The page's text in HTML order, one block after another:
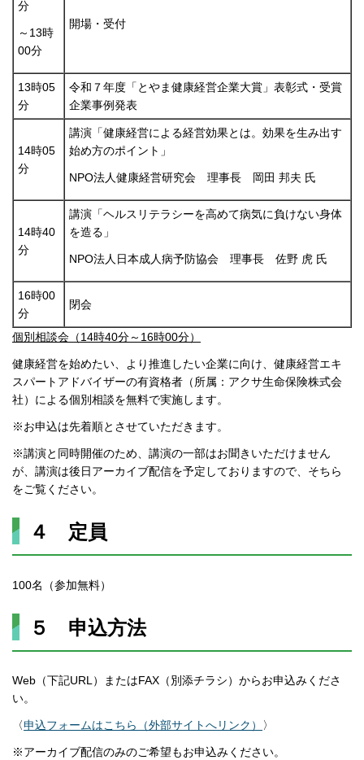
分
～13時
00分
開場・受付
13時05
分
令和７年度「とやま健康経営企業大賞」表彰式・受賞
企業事例発表
14時05
分
講演「健康経営による経営効果とは。効果を生み出す
始め方のポイント」
NPO法人健康経営研究会 理事長 岡田 邦夫 氏
14時40
分
講演「ヘルスリテラシーを高めて病気に負けない身体
を造る」
NPO法人日本成人病予防協会 理事長 佐野 虎 氏
16時00
分
閉会
個別相談会（14時40分～16時00分）
健康経営を始めたい、より推進したい企業に向け、健康経営エキ
スパートアドバイザーの有資格者（所属：アクサ生命保険株式会
社）による個別相談を無料で実施します。
※お申込は先着順とさせていただきます。
※講演と同時開催のため、講演の一部はお聞きいただけません
が、講演は後日アーカイブ配信を予定しておりますので、そちら
をご覧ください。
４ 定員
100名（参加無料）
５ 申込方法
Web（下記URL）またはFAX（別添チラシ）からお申込みくださ
い。
〈申込フォームはこちら（外部サイトへリンク） 〉
※アーカイブ配信のみのご希望もお申込みください。